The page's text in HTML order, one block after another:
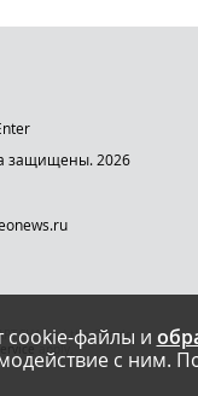
cookie-файлы и
с ним.
защищены. 2026
and the Google
apply.